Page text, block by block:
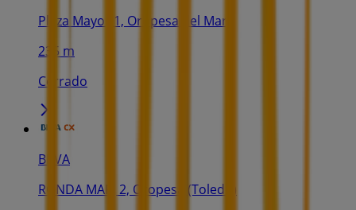
Plaza Mayor 1, Oropesa del Mar
235 m
Cerrado
BBVA
RONDA MAR, 2, Oropesa (Toledo)